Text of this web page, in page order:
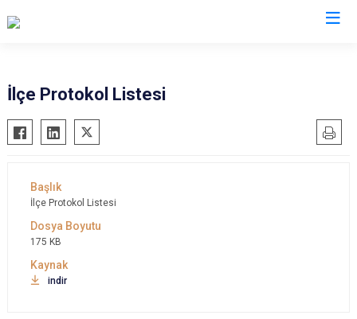
Bahçe
Düziçi
Kadirli
Sumbas
Toprakkale
İlçe Protokol Listesi
İlçe Protokol Listesi
175 KB
indir